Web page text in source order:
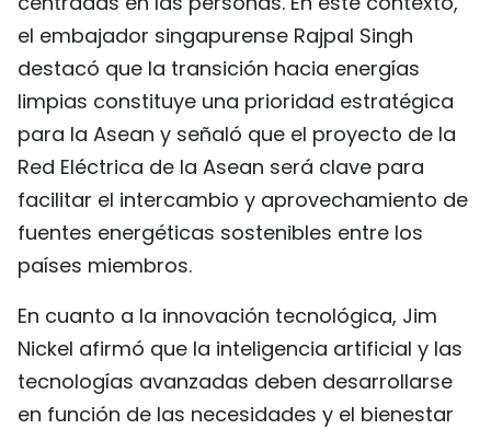
el embajador singapurense Rajpal Singh
destacó que la transición hacia energías
limpias constituye una prioridad estratégica
para la Asean y señaló que el proyecto de la
Red Eléctrica de la Asean será clave para
facilitar el intercambio y aprovechamiento de
fuentes energéticas sostenibles entre los
países miembros.
En cuanto a la innovación tecnológica, Jim
Nickel afirmó que la inteligencia artificial y las
tecnologías avanzadas deben desarrollarse
en función de las necesidades y el bienestar